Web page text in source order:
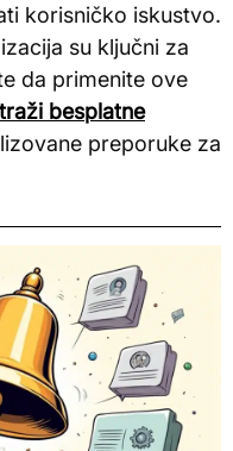
korisničko iskustvo.
su ključni za
da primenite ove
besplatne
preporuke za